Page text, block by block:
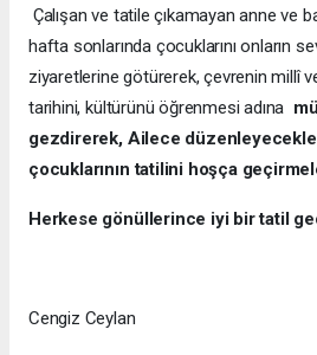
Çalışan ve tatile çıkamayan anne ve
hafta sonlarında çocuklarını onların
ziyaretlerine götürerek, çevrenin millî
tarihini, kültürünü öğrenmesi adına
gezdirerek, Ailece
çocuklarının tatilini hoşça
Herkese gönüllerince iyi bir tatil
Cengiz Ceylan